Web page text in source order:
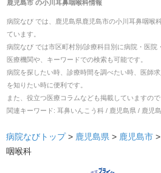
鹿児島市の小川耳鼻咽喉科情報
病院なび では、 鹿児島県 鹿児島市の小川耳鼻咽喉
ています。
病院なび では市区町村別/診療科目別に病院・医院
医療機関や、キーワードでの検索も可能です。
病院を探したい時、診療時間を調べたい時、医師
を知りたい時に便利です。
また、役立つ医療コラムなども掲載していますの
関連キーワード: 耳鼻いんこう科 / 鹿児島県 / 鹿児
病院なびトップ > 鹿児島県 > 鹿児島市 >
咽喉科